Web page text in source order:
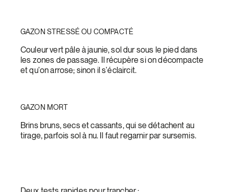
GAZON STRESSÉ OU COMPACTÉ
Couleur vert pâle à jaunie, sol dur sous le pied dans
les zones de passage. Il récupère si on décompacte
et qu'on arrose; sinon il s'éclaircit.
GAZON MORT
Brins bruns, secs et cassants, qui se détachent au
tirage, parfois sol à nu. Il faut regarnir par sursemis.